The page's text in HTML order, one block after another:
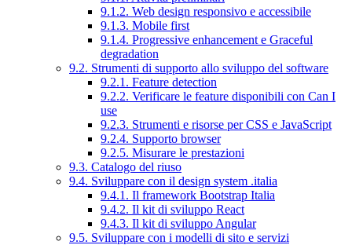
9.1.2. Web design responsivo e accessibile
9.1.3. Mobile first
9.1.4. Progressive enhancement e Graceful
degradation
9.2. Strumenti di supporto allo sviluppo del software
9.2.1. Feature detection
9.2.2. Verificare le feature disponibili con Can I
use
9.2.3. Strumenti e risorse per CSS e JavaScript
9.2.4. Supporto browser
9.2.5. Misurare le prestazioni
9.3. Catalogo del riuso
9.4. Sviluppare con il design system .italia
9.4.1. Il framework Bootstrap Italia
9.4.2. Il kit di sviluppo React
9.4.3. Il kit di sviluppo Angular
9.5. Sviluppare con i modelli di sito e servizi